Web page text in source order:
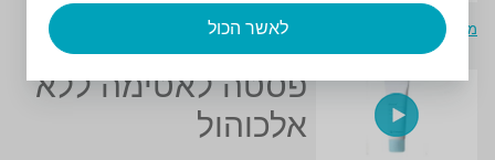
לאשר הכול מידע נוסף
פסטה לאטימה ללא
אלכוהול